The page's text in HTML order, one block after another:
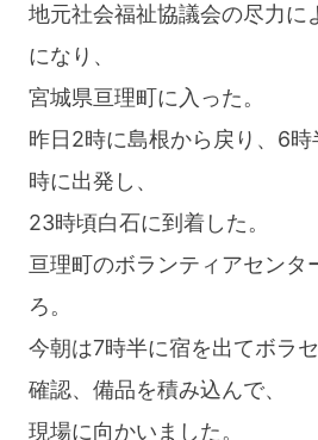
地元社会福祉協議会の尽力に
になり、
宮城県亘理町に入った。
昨日2時に島根から戻り、6
時に出発し、
23時頃白石に到着した。
亘理町のボランティアセンタ
ろ。
今朝は7時半に宿を出てボラ
確認、備品を積み込んで、
現場に向かいました。